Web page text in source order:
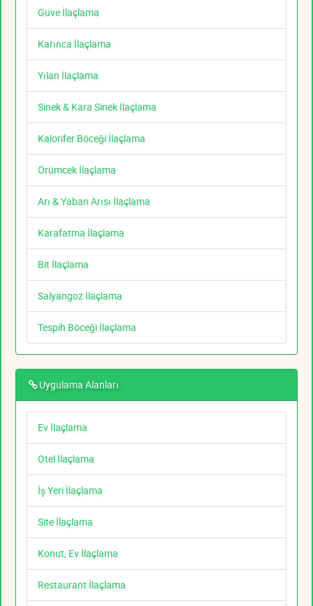
Güve İlaçlama
Karınca İlaçlama
Yılan İlaçlama
Sinek & Kara Sinek İlaçlama
Kalorifer Böceği İlaçlama
Örümcek İlaçlama
Arı & Yaban Arısı İlaçlama
Karafatma İlaçlama
Bit İlaçlama
Salyangoz İlaçlama
Tespih Böceği İlaçlama
Uygulama Alanları
Ev İlaçlama
Otel İlaçlama
İş Yeri İlaçlama
Site İlaçlama
Konut, Ev İlaçlama
Restaurant İlaçlama